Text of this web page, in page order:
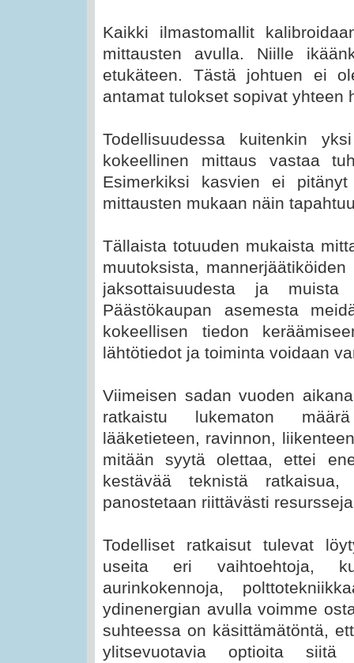
Kaikki ilmastomallit
mittausten avulla. Niille
etukäteen. Tästä johtuen ei
antamat tulokset sopivat yhteen
Todellisuudessa kuitenkin
kokeellinen mittaus vastaa
Esimerkiksi kasvien ei
mittausten mukaan näin
Tällaista totuuden mukaista
muutoksista,
jaksottaisuudesta ja
Päästökaupan asemesta
kokeellisen tiedon
lähtötiedot ja toiminta voidaan
Viimeisen sadan vuoden
ratkaistu lukematon
lääketieteen, ravinnon,
mitään syytä olettaa, ettei
kestävää teknistä
panostetaan riittävästi
Todelliset ratkaisut tulevat
useita eri vaihtoehtoja,
aurinkokennoja,
ydinenergian avulla voimme
suhteessa on käsittämätöntä,
ylitsevuotavia optioita